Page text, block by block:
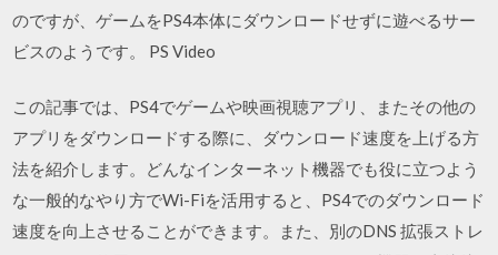
のですが、ゲームをPS4本体にダウンロードせずに遊べるサー
ビスのようです。 PS Video
この記事では、PS4でゲームや映画視聴アプリ、またその他の
アプリをダウンロードする際に、ダウンロード速度を上げる方
法を紹介します。どんなインターネット機器でも役に立つよう
な一般的なやり方でWi-Fiを活用すると、PS4でのダウンロード
速度を向上させることができます。また、別のDNS 拡張ストレ